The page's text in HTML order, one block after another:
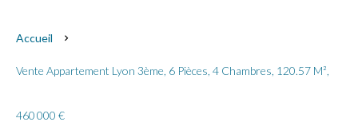
Accueil
Vente Appartement Lyon 3ème, 6 Pièces, 4 Chambres, 120.57 M²,
460 000 €